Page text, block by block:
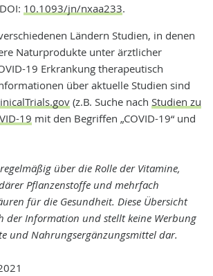
10.1093/jn/nxaa233.
Ländern Studien, in denen
Naturprodukte unter ärztlicher
19 Erkrankung therapeutisch
über aktuelle Studien sind
(z.B. Suche nach Studien zu
19 mit den Begriffen „COVID-19“ und
über die Rolle der Vitamine,
Pflanzenstoffe und mehrfach
für die Gesundheit. Diese Übersicht
der Information und stellt keine Werbung
und Nahrungsergänzungsmittel dar.